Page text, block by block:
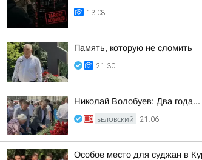
13:08
Память, которую не сломить
21:30
Николай Волобуев: Два
БЕЛОВСКИЙ 21:06
Особое место для суджан в